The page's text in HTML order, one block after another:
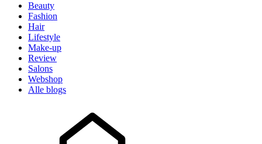
Beauty
Fashion
Hair
Lifestyle
Make-up
Review
Salons
Webshop
Alle blogs